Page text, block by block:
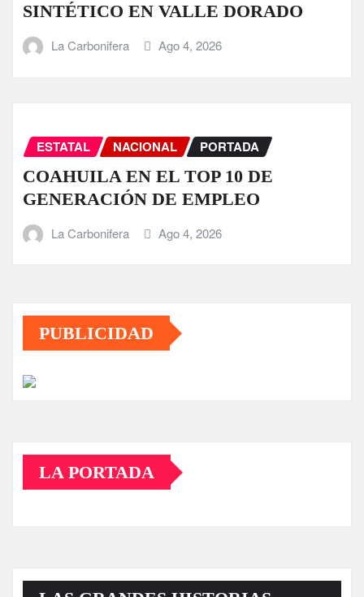
SINTÉTICO EN VALLE DORADO
La Carbonifera Ago 4, 2026
ESTATAL NACIONAL PORTADA
COAHUILA EN EL TOP 10 DE
GENERACIÓN DE EMPLEO
La Carbonifera Ago 4, 2026
PUBLICIDAD
LA PORTADA